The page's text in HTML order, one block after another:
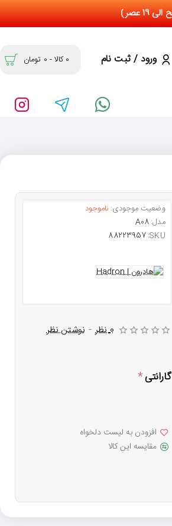
ورود / ثبت نام 0 کالا - 0 تومان
وضعیت موجودی: ناموجود
مدل:A08
SKU:
88223957
0 نظر - نوشتن نظر
گارانتی
افزودن به لیست دلخواه
مقایسه این کالا